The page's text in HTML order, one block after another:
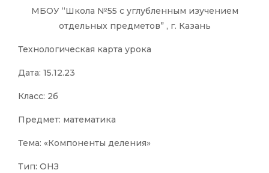
МБОУ “Школа №55 с углубленным изучением
отдельных предметов” , г. Казань
Технологическая карта урока
Дата: 15.12.23
Класс: 2б
Предмет: математика
Тема: «Компоненты деления»
Тип: ОНЗ